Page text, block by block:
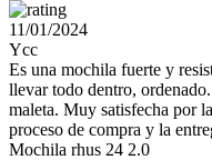
11/01/2024
Ycc
Es una mochila fuerte y
llevar todo dentro,
maleta. Muy satisfecha por
proceso de compra y la
Mochila rhus 24 2.0